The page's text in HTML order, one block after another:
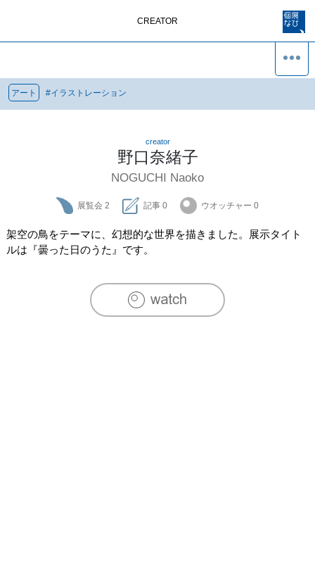
CREATOR
アート #イラストレーション
creator
野口奈緒子
NOGUCHI Naoko
展覧会 2 記事 0 ウオッチャー 0
架空の鳥をテーマに、幻想的な世界を描きました。展示タイト
ルは『曇った日のうた』です。